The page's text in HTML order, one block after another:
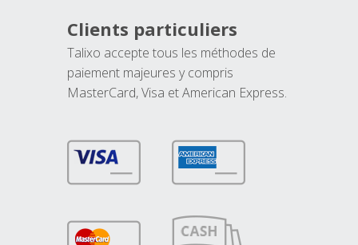
Clients particuliers
Talixo accepte tous les méthodes de
paiement majeures y compris
MasterCard, Visa et American Express.